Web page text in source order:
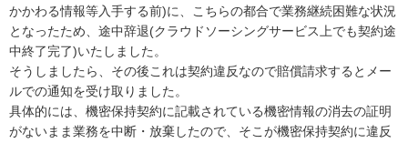
かかわる情報等入手する前)に、こちらの都合で業務継続困難な状況
となったため、途中辞退(クラウドソーシングサービス上でも契約途
中終了完了)いたしました。
そうしましたら、その後これは契約違反なので賠償請求するとメー
ルでの通知を受け取りました。
具体的には、機密保持契約に記載されている機密情報の消去の証明
がないまま業務を中断・放棄したので、そこが機密保持契約に違反